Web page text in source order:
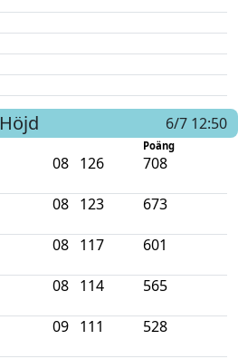
Höjd 6/7 12:50
Poäng
08 126 708
08 123 673
08 117 601
08 114 565
09 111 528